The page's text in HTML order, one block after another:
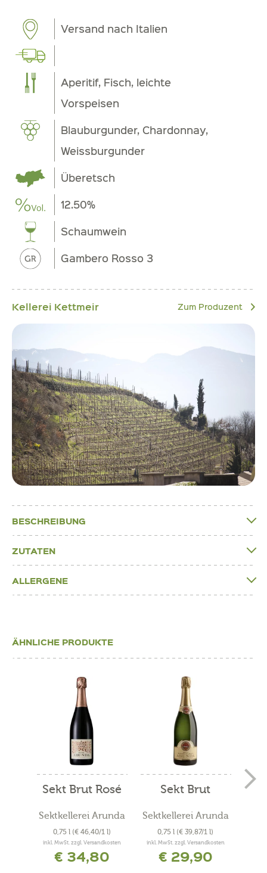
Versand nach Italien
Aperitif, Fisch, leichte
Vorspeisen
Blauburgunder, Chardonnay,
Weissburgunder
Überetsch
12.50%
Schaumwein
Gambero Rosso 3
Kellerei Kettmeir Zum Produzent
BESCHREIBUNG
ZUTATEN
ALLERGENE
ÄHNLICHE PRODUKTE
Sekt Brut Rosé
Sektkellerei Arunda
0,75 l (€ 46,40/1 l)
inkl. MwSt. zzgl. Versandkosten
€ 34,80
Sekt Brut
Sektkellerei Arunda
0,75 l (€ 39,87/1 l)
inkl. MwSt. zzgl. Versandkosten
€ 29,90